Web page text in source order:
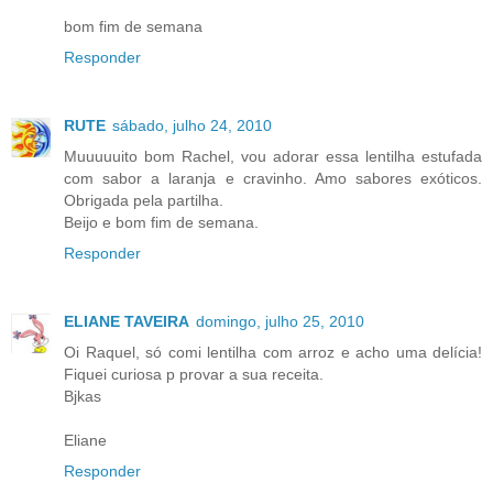
bom fim de semana
Responder
RUTE sábado, julho 24, 2010
Muuuuuito bom Rachel, vou adorar essa lentilha estufada
com sabor a laranja e cravinho. Amo sabores exóticos.
Obrigada pela partilha.
Beijo e bom fim de semana.
Responder
ELIANE TAVEIRA domingo, julho 25, 2010
Oi Raquel, só comi lentilha com arroz e acho uma delícia!
Fiquei curiosa p provar a sua receita.
Bjkas
Eliane
Responder